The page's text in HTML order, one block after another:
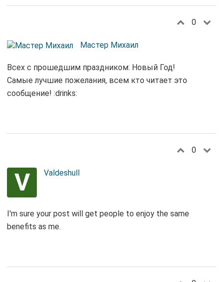
0
Мастер Михаил
Всех с прошедшим праздником: Новый Год!
Самые лучшие пожелания, всем кто читает это
сообщение! :drinks:
0
V Valdeshull
I'm sure your post will get people to enjoy the same
benefits as me.